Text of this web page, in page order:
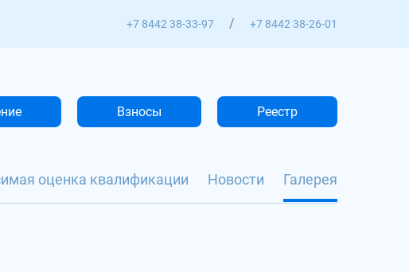
+7 8442 38-33-97 / +7 8442 38-26-01
Взносы Реестр
оценка квалификации Новости Галерея